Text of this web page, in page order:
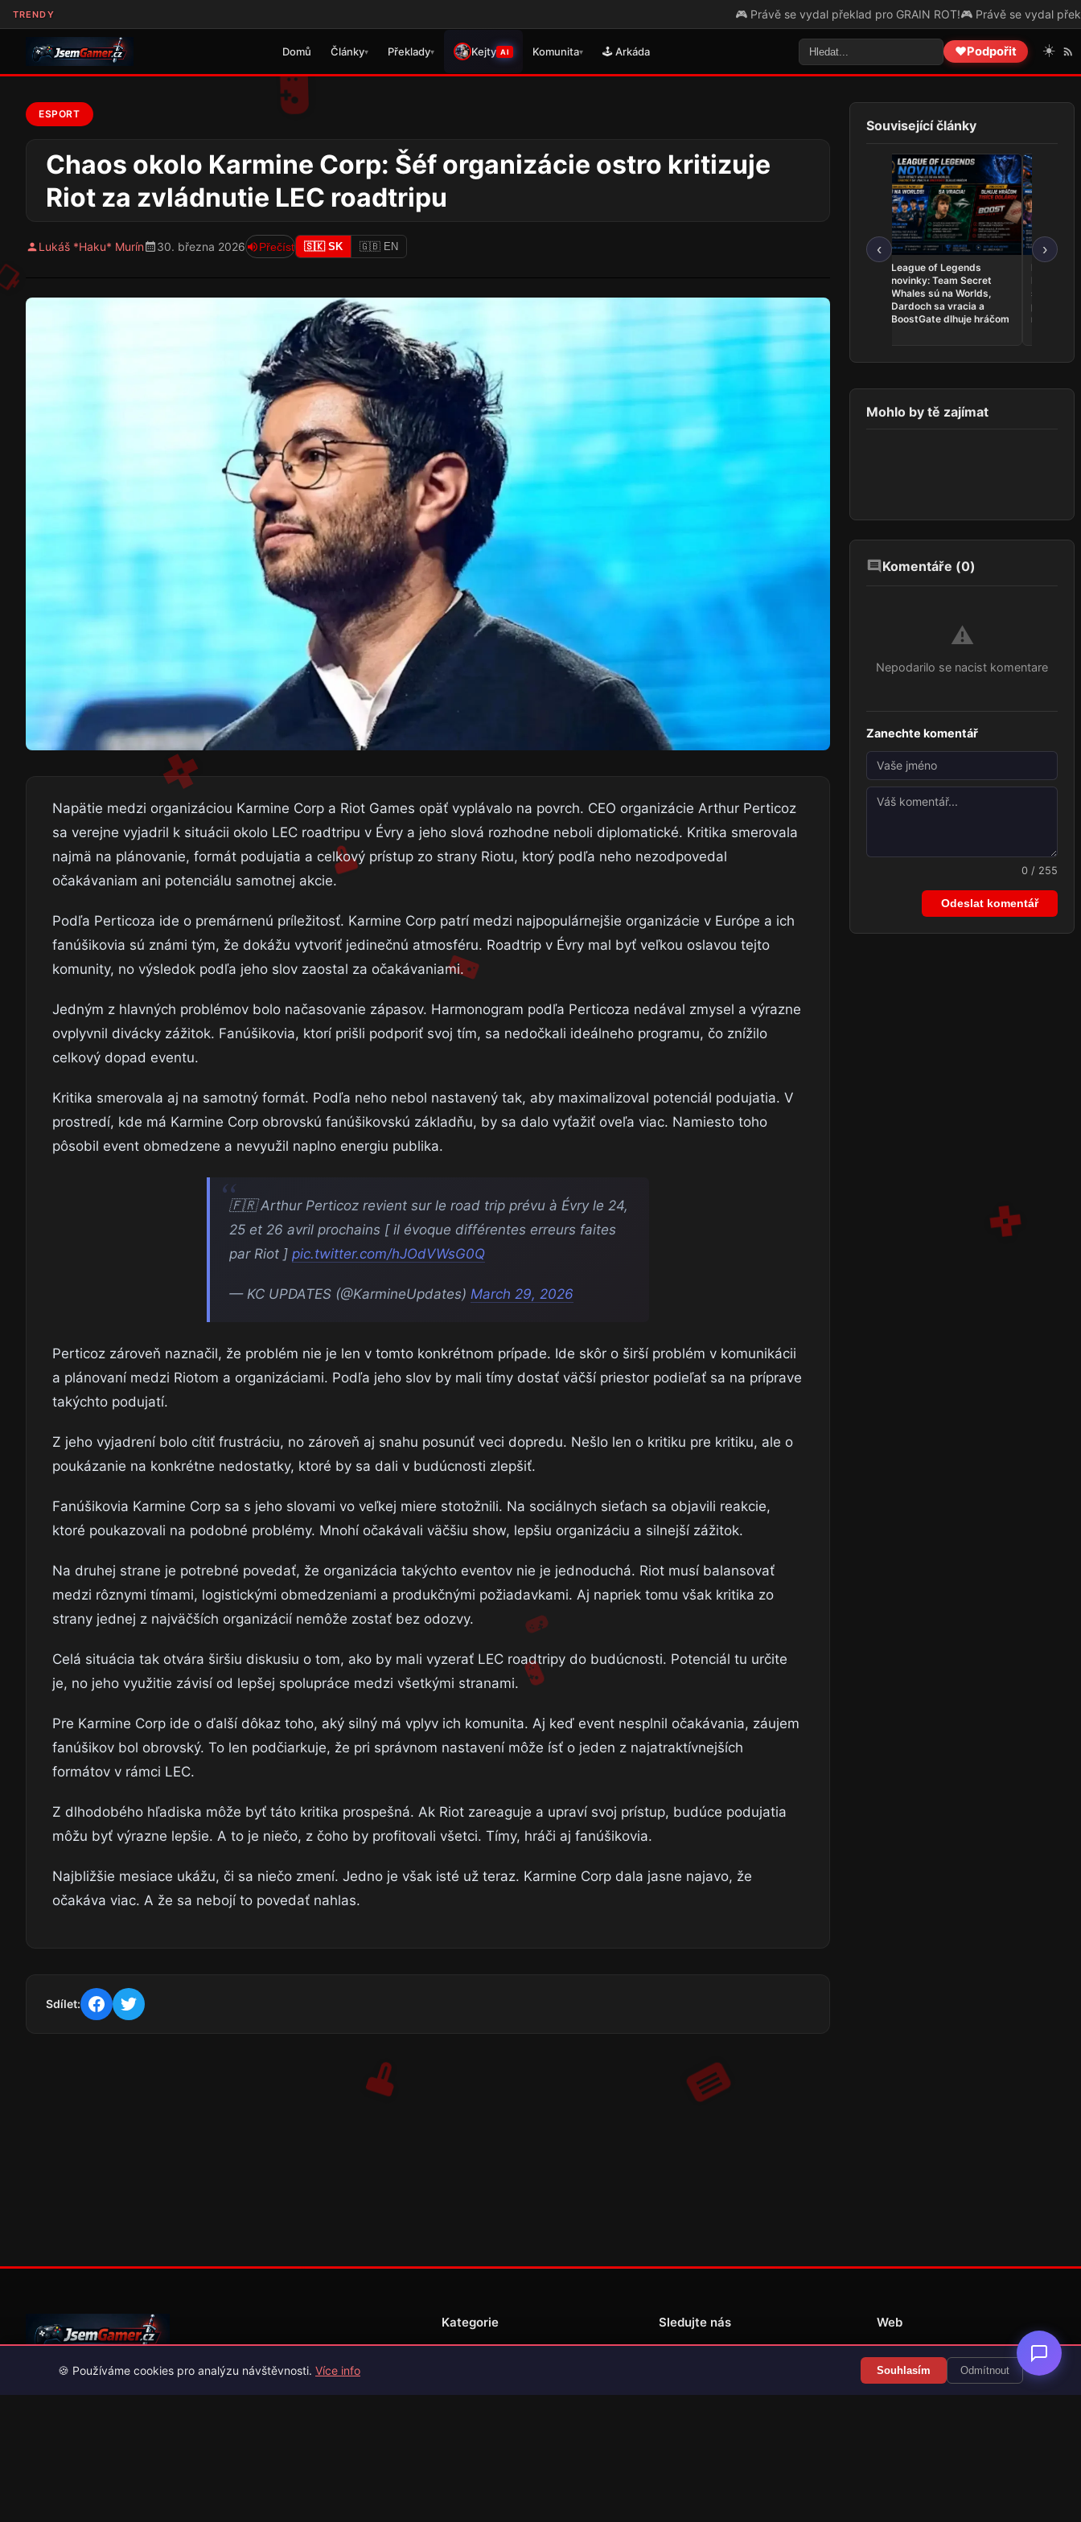
TRENDY 🎮 Právě se vydal překlad pro GRAIN ROT!🎮 Právě se vydal překlad pro
Domů Články▾ Překlady▾ Kejty AI Komunita▾ 🕹️ Arkáda ❤️Podpořit ☀️
ESPORT
Chaos okolo Karmine Corp: Šéf organizácie ostro kritizuje
Riot za zvládnutie LEC roadtripu
Lukáš *Haku* Murín 30. března 2026 Přečíst 🇸🇰 SK 🇬🇧 EN
Napätie medzi organizáciou Karmine Corp a Riot Games opäť vyplávalo na povrch. CEO organizácie Arthur Perticoz
sa verejne vyjadril k situácii okolo LEC roadtripu v Évry a jeho slová rozhodne neboli diplomatické. Kritika smerovala
najmä na plánovanie, formát podujatia a celkový prístup zo strany Riotu, ktorý podľa neho nezodpovedal
očakávaniam ani potenciálu samotnej akcie.
Podľa Perticoza ide o premárnenú príležitosť. Karmine Corp patrí medzi najpopulárnejšie organizácie v Európe a ich
fanúšikovia sú známi tým, že dokážu vytvoriť jedinečnú atmosféru. Roadtrip v Évry mal byť veľkou oslavou tejto
komunity, no výsledok podľa jeho slov zaostal za očakávaniami.
Jedným z hlavných problémov bolo načasovanie zápasov. Harmonogram podľa Perticoza nedával zmysel a výrazne
ovplyvnil divácky zážitok. Fanúšikovia, ktorí prišli podporiť svoj tím, sa nedočkali ideálneho programu, čo znížilo
celkový dopad eventu.
Kritika smerovala aj na samotný formát. Podľa neho nebol nastavený tak, aby maximalizoval potenciál podujatia. V
prostredí, kde má Karmine Corp obrovskú fanúšikovskú základňu, by sa dalo vyťažiť oveľa viac. Namiesto toho
pôsobil event obmedzene a nevyužil naplno energiu publika.
🇫🇷 Arthur Perticoz revient sur le road trip prévu à Évry le 24,
25 et 26 avril prochains [ il évoque différentes erreurs faites
par Riot ] pic.twitter.com/hJOdVWsG0Q
— KC UPDATES (@KarmineUpdates) March 29, 2026
Perticoz zároveň naznačil, že problém nie je len v tomto konkrétnom prípade. Ide skôr o širší problém v komunikácii
a plánovaní medzi Riotom a organizáciami. Podľa jeho slov by mali tímy dostať väčší priestor podieľať sa na príprave
takýchto podujatí.
Z jeho vyjadrení bolo cítiť frustráciu, no zároveň aj snahu posunúť veci dopredu. Nešlo len o kritiku pre kritiku, ale o
poukázanie na konkrétne nedostatky, ktoré by sa dali v budúcnosti zlepšiť.
Fanúšikovia Karmine Corp sa s jeho slovami vo veľkej miere stotožnili. Na sociálnych sieťach sa objavili reakcie,
ktoré poukazovali na podobné problémy. Mnohí očakávali väčšiu show, lepšiu organizáciu a silnejší zážitok.
Na druhej strane je potrebné povedať, že organizácia takýchto eventov nie je jednoduchá. Riot musí balansovať
medzi rôznymi tímami, logistickými obmedzeniami a produkčnými požiadavkami. Aj napriek tomu však kritika zo
strany jednej z najväčších organizácií nemôže zostať bez odozvy.
Celá situácia tak otvára širšiu diskusiu o tom, ako by mali vyzerať LEC roadtripy do budúcnosti. Potenciál tu určite
je, no jeho využitie závisí od lepšej spolupráce medzi všetkými stranami.
Pre Karmine Corp ide o ďalší dôkaz toho, aký silný má vplyv ich komunita. Aj keď event nesplnil očakávania, záujem
fanúšikov bol obrovský. To len podčiarkuje, že pri správnom nastavení môže ísť o jeden z najatraktívnejších
formátov v rámci LEC.
Z dlhodobého hľadiska môže byť táto kritika prospešná. Ak Riot zareaguje a upraví svoj prístup, budúce podujatia
môžu byť výrazne lepšie. A to je niečo, z čoho by profitovali všetci. Tímy, hráči aj fanúšikovia.
Najbližšie mesiace ukážu, či sa niečo zmení. Jedno je však isté už teraz. Karmine Corp dala jasne najavo, že
očakáva viac. A že sa nebojí to povedať nahlas.
Sdílet:
Související články
‹
SINNERS bojujú o EWC a
League of Legends
novinky: Team Secret
Whales sú na Worlds,
Dardoch sa vracia a
BoostGate dlhuje hráčom
Rocket
Mech a
šancu na
postupe
nechce
›
Mohlo by tě zajímat
Komentáře (0)
⚠️
Nepodarilo se nacist komentare
Zanechte komentář
0 / 255
Odeslat komentář
Váš průvodce světem videoher. Novinky, recenze a česko-slovenské
překlady her.
Kategorie Sledujte nás Web
Překlady her
🍪 Používáme cookies pro analýzu návštěvnosti. Více info Souhlasím Odmítnout